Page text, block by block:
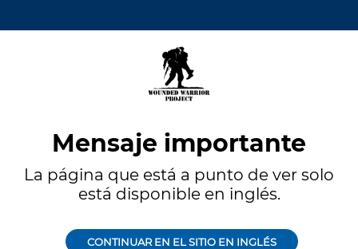
Mensaje importante
La página que está a punto de ver solo
está disponible en inglés.
CONTINUAR EN EL SITIO EN INGLÉS